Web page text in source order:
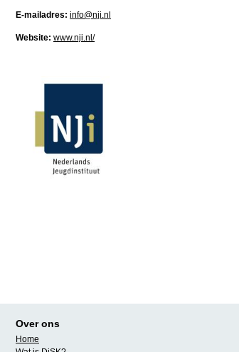
E-mailadres: info@nji.nl
Website: www.nji.nl/
Over ons
Home